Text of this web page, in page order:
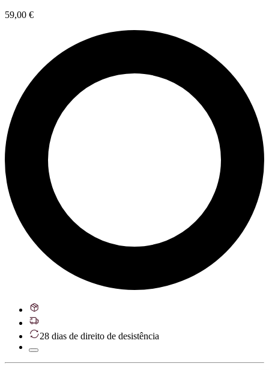
59,00 €
28 dias de direito de desistência